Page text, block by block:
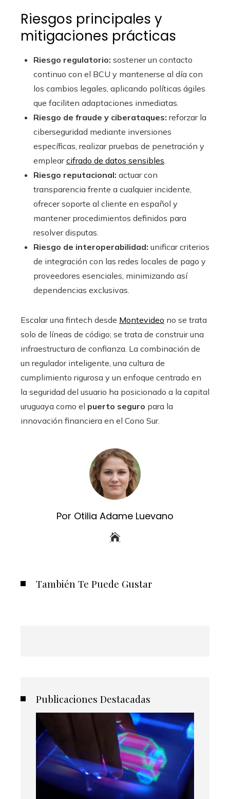
Riesgos principales y
mitigaciones prácticas
Riesgo regulatorio: sostener un contacto
continuo con el BCU y mantenerse al día con
los cambios legales, aplicando políticas ágiles
que faciliten adaptaciones inmediatas.
Riesgo de fraude y ciberataques: reforzar la
ciberseguridad mediante inversiones
específicas, realizar pruebas de penetración y
emplearcifrado de datos sensibles.
Riesgo reputacional: actuar con
transparencia frente a cualquier incidente,
ofrecer soporte al cliente en español y
mantener procedimientos definidos para
resolver disputas.
Riesgo de interoperabilidad: unificar criterios
de integración con las redes locales de pago y
proveedores esenciales, minimizando así
dependencias exclusivas.
Escalar una fintech desde Montevideo no se trata
solo de líneas de código; se trata de construir una
infraestructura de confianza. La combinación de
un regulador inteligente, una cultura de
cumplimiento rigurosa y un enfoque centrado en
la seguridad del usuario ha posicionado a la capital
uruguaya como el puerto seguro para la
innovación financiera en el Cono Sur.
Por Otilia Adame Luevano
También Te Puede Gustar
Publicaciones Destacadas